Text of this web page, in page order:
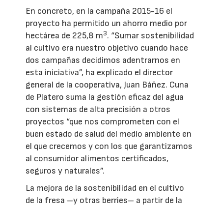
En concreto, en la campaña 2015-16 el
proyecto ha permitido un ahorro medio por
hectárea de 225,8 m3. “Sumar sostenibilidad
al cultivo era nuestro objetivo cuando hace
dos campañas decidimos adentrarnos en
esta iniciativa”, ha explicado el director
general de la cooperativa, Juan Báñez. Cuna
de Platero suma la gestión eficaz del agua
con sistemas de alta precisión a otros
proyectos “que nos comprometen con el
buen estado de salud del medio ambiente en
el que crecemos y con los que garantizamos
al consumidor alimentos certificados,
seguros y naturales”.
La mejora de la sostenibilidad en el cultivo
de la fresa –y otras berries– a partir de la